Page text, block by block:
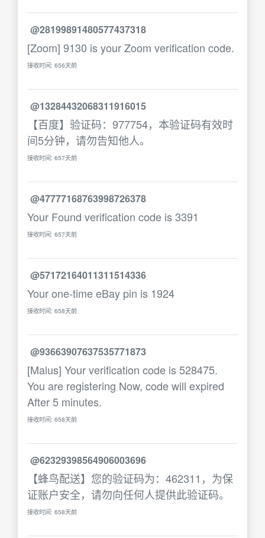
@28199891480577437318
[Zoom] 9130 is your Zoom verification code.
接收时间: 656天前
@13284432068311916015
【百度】验证码：977754，本验证码有效时
间5分钟，请勿告知他人。
接收时间: 657天前
@47777168763998726378
Your Found verification code is 3391
接收时间: 657天前
@57172164011311514336
Your one-time eBay pin is 1924
接收时间: 658天前
@93663907637535771873
[Malus] Your verification code is 528475.
You are registering Now, code will expired
After 5 minutes.
接收时间: 658天前
@62329398564906003696
【蜂鸟配送】您的验证码为：462311，为保
证账户安全，请勿向任何人提供此验证码。
接收时间: 658天前